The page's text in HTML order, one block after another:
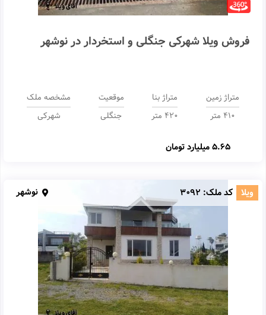
فروش ویلا شهرکی جنگلی و استخردار در نوشهر
متراژ زمین
410 متر
متراژ بنا
420 متر
موقعیت
جنگلی
مشخصه ملک
شهرکی
5.65 میلیارد تومان
ویلا کد ملک: 3092 نوشهر